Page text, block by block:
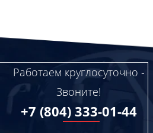
Работаем круглосуточно -
Звоните!
+7 (804) 333-01-44